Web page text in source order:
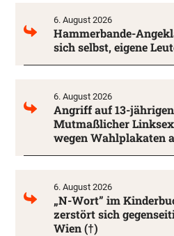
6. August 2026
Hammerbande-
sich selbst, eigene
6. August 2026
Angriff auf 13-
Mutmaßlicher
wegen Wahlplakaten
6. August 2026
„N-Wort” im
zerstört sich
Wien (†)